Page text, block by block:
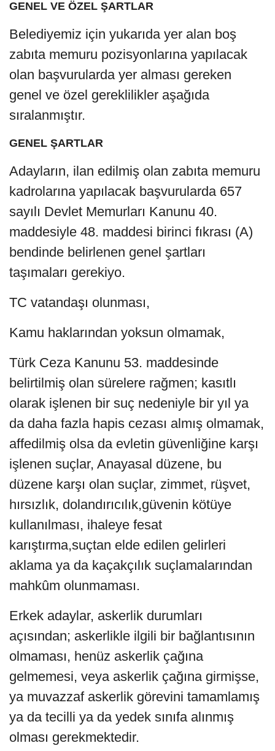
GENEL VE ÖZEL ŞARTLAR
Belediyemiz için yukarıda yer alan boş
zabıta memuru pozisyonlarına yapılacak
olan başvurularda yer alması gereken
genel ve özel gereklilikler aşağıda
sıralanmıştır.
GENEL ŞARTLAR
Adayların, ilan edilmiş olan zabıta memuru
kadrolarına yapılacak başvurularda 657
sayılı Devlet Memurları Kanunu 40.
maddesiyle 48. maddesi birinci fıkrası (A)
bendinde belirlenen genel şartları
taşımaları gerekiyo.
TC vatandaşı olunması,
Kamu haklarından yoksun olmamak,
Türk Ceza Kanunu 53. maddesinde
belirtilmiş olan sürelere rağmen; kasıtlı
olarak işlenen bir suç nedeniyle bir yıl ya
da daha fazla hapis cezası almış olmamak,
affedilmiş olsa da evletin güvenliğine karşı
işlenen suçlar, Anayasal düzene, bu
düzene karşı olan suçlar, zimmet, rüşvet,
hırsızlık, dolandırıcılık,güvenin kötüye
kullanılması, ihaleye fesat
karıştırma,suçtan elde edilen gelirleri
aklama ya da kaçakçılık suçlamalarından
mahkûm olunmaması.
Erkek adaylar, askerlik durumları
açısından; askerlikle ilgili bir bağlantısının
olmaması, henüz askerlik çağına
gelmemesi, veya askerlik çağına girmişse,
ya muvazzaf askerlik görevini tamamlamış
ya da tecilli ya da yedek sınıfa alınmış
olması gerekmektedir.